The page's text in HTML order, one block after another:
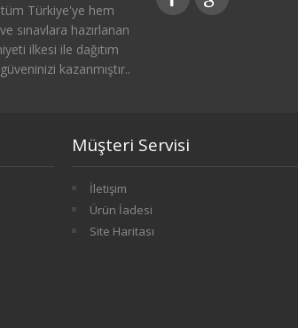
Türkiye'ye hem
sınavlara hazırlanan
ilkesi ile dağıtım
kazanmıştır..
Müşteri Servisi
İletişim
Ürün İadesi
Site Haritası